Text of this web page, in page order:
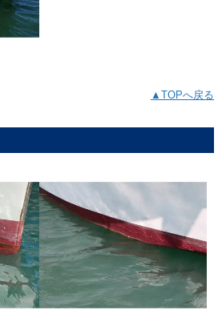
▲TOPへ戻る